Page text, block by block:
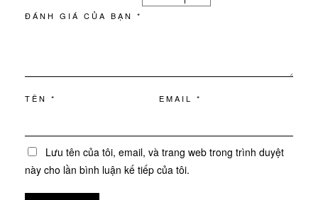
ĐÁNH GIÁ CỦA BẠN *
TÊN * EMAIL *
Lưu tên của tôi, email, và trang web trong trình duyệt
này cho lần bình luận kế tiếp của tôi.